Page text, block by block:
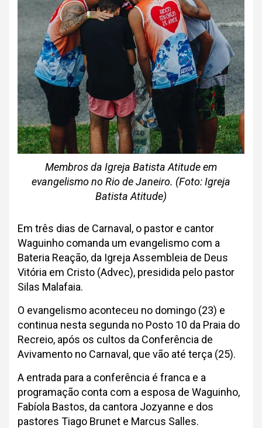
Membros da Igreja Batista Atitude em
evangelismo no Rio de Janeiro. (Foto: Igreja
Batista Atitude)
Em três dias de Carnaval, o pastor e cantor
Waguinho comanda um evangelismo com a
Bateria Reação, da Igreja Assembleia de Deus
Vitória em Cristo (Advec), presidida pelo pastor
Silas Malafaia.
O evangelismo aconteceu no domingo (23) e
continua nesta segunda no Posto 10 da Praia do
Recreio, após os cultos da Conferência de
Avivamento no Carnaval, que vão até terça (25).
A entrada para a conferência é franca e a
programação conta com a esposa de Waguinho,
Fabíola Bastos, da cantora Jozyanne e dos
pastores Tiago Brunet e Marcus Salles.